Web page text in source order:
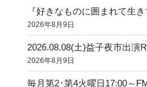
『好きなものに囲まれて生
2026年8月9日
2026.08.08(土)益子夜市出演
2026年8月9日
毎月第2･第4火曜日17:00～